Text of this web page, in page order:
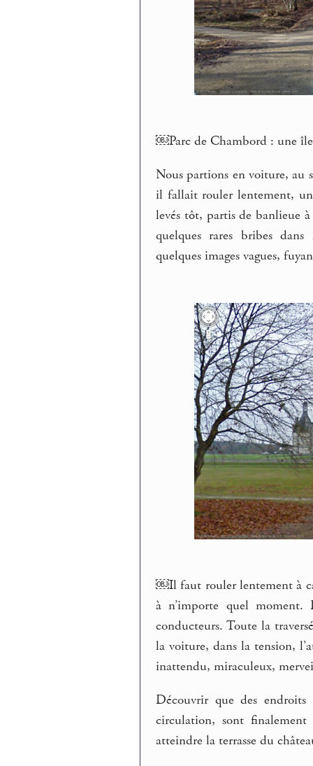
￼Parc de Chambord : une île
Nous partions en voiture, au
il fallait rouler lentement,
levés tôt, partis de banlieue
quelques rares bribes
quelques images vagues,
￼Il faut rouler lentement à
à n’importe quel moment.
conducteurs. Toute la
la voiture, dans la tension,
inattendu, miraculeux,
Découvrir que des
circulation, sont finalement
atteindre la terrasse du